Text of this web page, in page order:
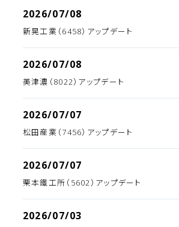
2026/07/08
新晃工業（6458）アップデート
2026/07/08
美津濃（8022）アップデート
2026/07/07
松田産業（7456）アップデート
2026/07/07
栗本鐵工所（5602）アップデート
2026/07/03